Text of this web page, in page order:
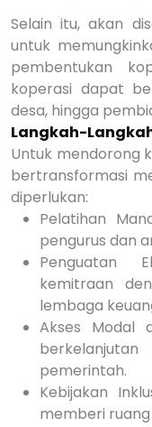
Selain itu, akan
untuk
pembentukan
koperasi dapat
desa, hingga
Langkah-
Untuk mendorong
bertransformasi
diperlukan:
Pelatihan
pengurus dan
Penguatan
kemitraan
lembaga
Akses Modal
pemerintah.
Kebijakan
memberi